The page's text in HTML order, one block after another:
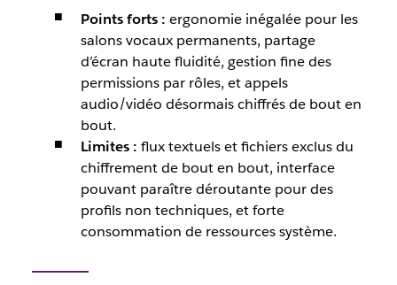
Points forts : ergonomie inégalée pour les
salons vocaux permanents, partage
d’écran haute fluidité, gestion fine des
permissions par rôles, et appels
audio/vidéo désormais chiffrés de bout en
bout.
Limites : flux textuels et fichiers exclus du
chiffrement de bout en bout, interface
pouvant paraître déroutante pour des
profils non techniques, et forte
consommation de ressources système.